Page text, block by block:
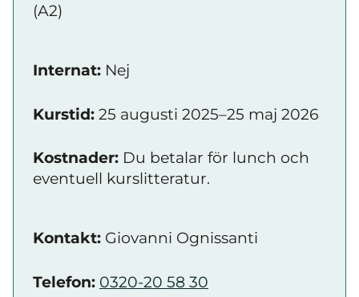
(A2)
Internat: Nej
Kurstid: 25 augusti 2025–25 maj 2026
Kostnader: Du betalar för lunch och
eventuell kurslitteratur.
Kontakt: Giovanni Ognissanti
Telefon: 0320-20 58 30